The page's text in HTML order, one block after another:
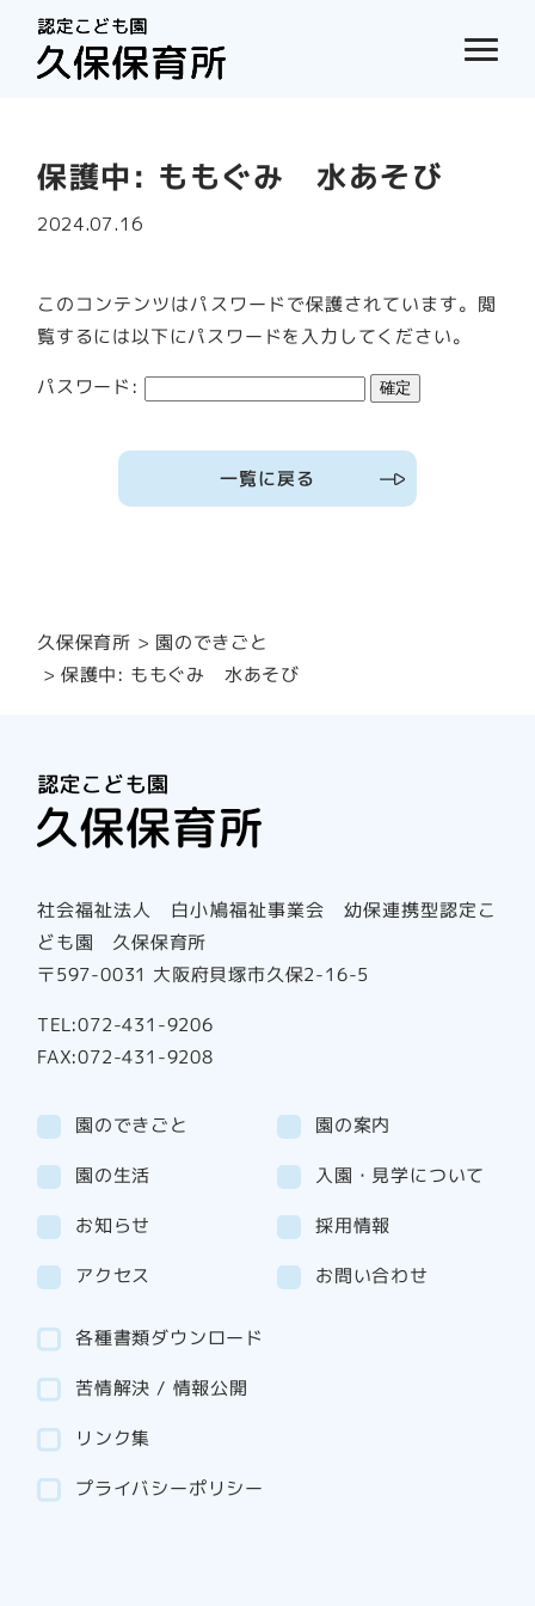
保護中: ももぐみ 水あそび
2024.07.16
このコンテンツはパスワードで保護されています。閲
覧するには以下にパスワードを入力してください。
パスワード:
一覧に戻る
久保保育所 園のできごと
保護中: ももぐみ 水あそび
社会福祉法人 白小鳩福祉事業会 幼保連携型認定こ
ども園 久保保育所
〒597-0031 大阪府貝塚市久保2-16-5
TEL:072-431-9206
FAX:072-431-9208
園のできごと 園の案内
園の生活 入園・見学について
お知らせ
採用情報
アクセス
お問い合わせ
各種書類ダウンロード
苦情解決 / 情報公開
リンク集
プライバシーポリシー